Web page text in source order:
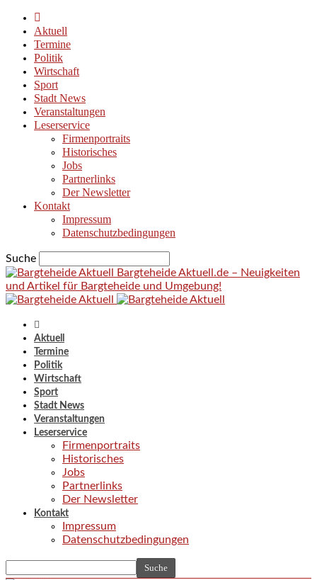
Aktuell
Termine
Politik
Wirtschaft
Sport
Stadt News
Veranstaltungen
Leserservice
Firmenportraits
Historisches
Jobs
Partnerlinks
Der Newsletter
Kontakt
Impressum
Datenschutzbedingungen
Suche
Bargteheide Aktuell.de – Neuigkeiten
und Artikel für Bargteheide und Umgebung!
Aktuell
Termine
Politik
Wirtschaft
Sport
Stadt News
Veranstaltungen
Leserservice
Firmenportraits
Historisches
Jobs
Partnerlinks
Der Newsletter
Kontakt
Impressum
Datenschutzbedingungen